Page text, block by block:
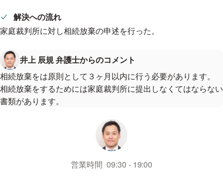
解決への流れ
家庭裁判所に対し相続放棄の申述を行った。
井上 辰規 弁護士からのコメント
相続放棄をは原則として３ヶ月以内に行う必要があります。
相続放棄をするためには家庭裁判所に提出しなくてはならない
書類があります。
営業時間 09:30 19:00